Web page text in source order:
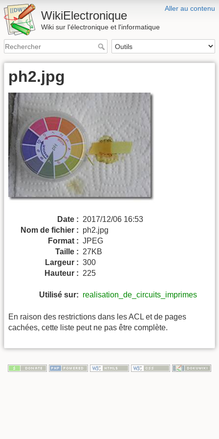
Aller au contenu
WikiElectronique
Wiki sur l'électronique et l'informatique
ph2.jpg
Date : 2017/12/06 16:53
Nom de fichier : ph2.jpg
Format : JPEG
Taille : 27KB
Largeur : 300
Hauteur : 225
Utilisé sur: realisation_de_circuits_imprimes
En raison des restrictions dans les ACL et de pages
cachées, cette liste peut ne pas être complète.